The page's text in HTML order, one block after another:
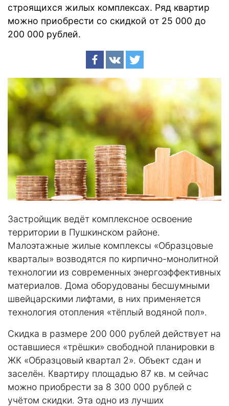
строящихся жилых комплексах. Ряд квартир
можно приобрести со скидкой от 25 000 до
200 000 рублей.
Застройщик ведёт комплексное освоение
территории в Пушкинском районе.
Малоэтажные жилые комплексы «Образцовые
кварталы» возводятся по кирпично-монолитной
технологии из современных энергоэффективных
материалов. Дома оборудованы бесшумными
швейцарскими лифтами, в них применяется
технология отопления «тёплый водяной пол».
Скидка в размере 200 000 рублей действует на
оставшиеся «трёшки» свободной планировки в
ЖК «Образцовый квартал 2». Объект сдан и
заселён. Квартиру площадью 87 кв. м сейчас
можно приобрести за 8 300 000 рублей с
учётом скидки. Эта одно из лучших